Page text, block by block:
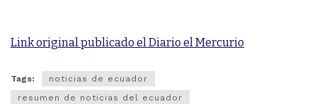
Link original publicado el Diario el Mercurio
Tags:
noticias de ecuador
resumen de noticias del ecuador